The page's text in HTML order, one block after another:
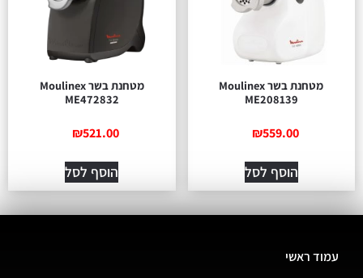
מטחנת בשר Moulinex
ME208139
₪559.00
הוסף לסל
מטחנת בשר Moulinex
ME472832
₪521.00
הוסף לסל
עמוד ראשי